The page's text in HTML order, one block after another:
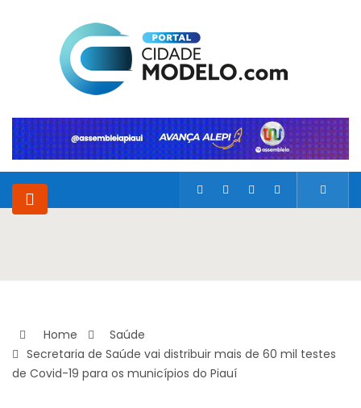
Home
Saúde
Secretaria de Saúde vai distribuir mais de 60 mil testes
de Covid-19 para os municípios do Piauí